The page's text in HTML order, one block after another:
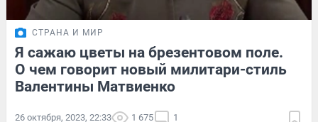
СТРАНА И МИР
Я сажаю цветы на брезентовом поле.
О чем говорит новый милитари-стиль
Валентины Матвиенко
26 октября, 2023, 22:33 1 675 1